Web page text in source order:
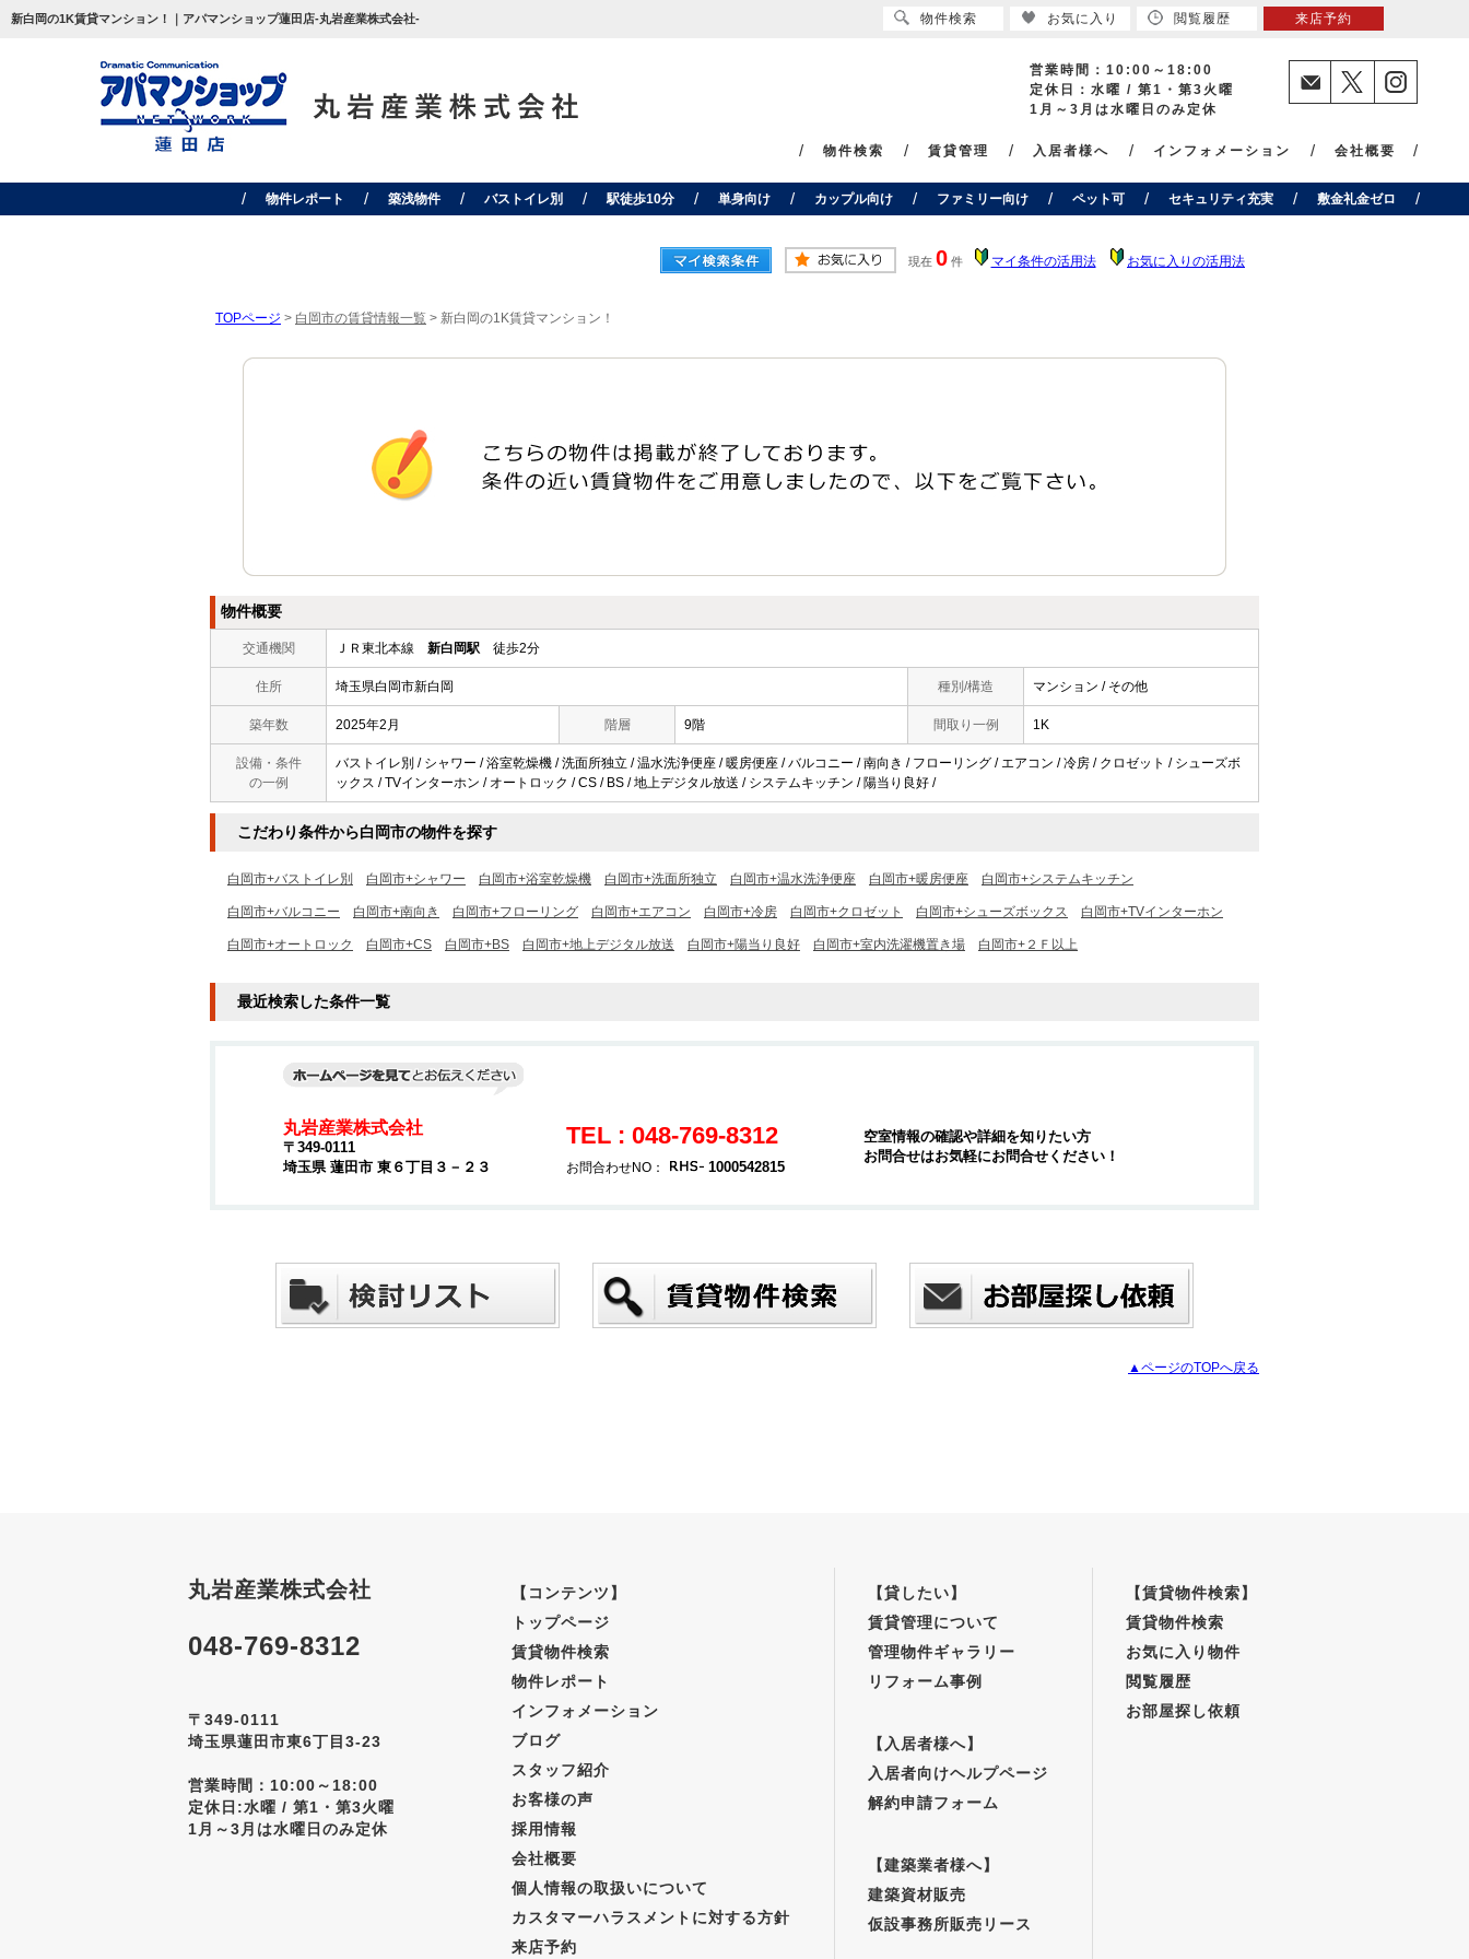
新白岡の1K賃貸マンション！｜アパマンショップ蓮田店-丸岩産業株式会社-
営業時間：10:00～18:00
定休日：水曜 / 第1・第3火曜
1月～3月は水曜日のみ定休
物件検索 賃貸管理 入居者様へ インフォメーション 会社概要
物件レポート 築浅物件 バストイレ別 駅徒歩10分 単身向け カップル向け ファミリー向け ペット可 セキュリティ充実 敷金礼金ゼロ
現在 0 件 マイ条件の活用法 お気に入りの活用法
TOPページ > 白岡市の賃貸情報一覧 > 新白岡の1K賃貸マンション！
物件概要
交通機関 ＪＲ東北本線 新白岡駅 徒歩2分
住所 埼玉県白岡市新白岡 種別/構造 マンション / その他
築年数 2025年2月 階層 9階 間取り一例 1K
設備・条件
の一例
バストイレ別 / シャワー / 浴室乾燥機 / 洗面所独立 / 温水洗浄便座 / 暖房便座 / バルコニー / 南向き / フローリング / エアコン / 冷房 / クロゼット / シューズボ
ックス / TVインターホン / オートロック / CS / BS / 地上デジタル放送 / システムキッチン / 陽当り良好 /
こだわり条件から白岡市の物件を探す
白岡市+バストイレ別 白岡市+シャワー 白岡市+浴室乾燥機 白岡市+洗面所独立 白岡市+温水洗浄便座 白岡市+暖房便座 白岡市+システムキッチン
白岡市+バルコニー 白岡市+南向き 白岡市+フローリング 白岡市+エアコン 白岡市+冷房 白岡市+クロゼット 白岡市+シューズボックス 白岡市+TVインターホン
白岡市+オートロック 白岡市+CS 白岡市+BS 白岡市+地上デジタル放送 白岡市+陽当り良好 白岡市+室内洗濯機置き場 白岡市+２Ｆ以上
最近検索した条件一覧
丸岩産業株式会社
〒349-0111
埼玉県 蓮田市 東６丁目３－２３
TEL : 048-769-8312
お問合わせNO： 1000542815
空室情報の確認や詳細を知りたい方
お問合せはお気軽にお問合せください！
▲ページのTOPへ戻る
丸岩産業株式会社
048-769-8312
〒349-0111
埼玉県蓮田市東6丁目3-23
営業時間：10:00～18:00
定休日:水曜 / 第1・第3火曜
1月～3月は水曜日のみ定休
【コンテンツ】
トップページ
賃貸物件検索
物件レポート
インフォメーション
ブログ
スタッフ紹介
お客様の声
採用情報
会社概要
個人情報の取扱いについて
カスタマーハラスメントに対する方針
来店予約
【貸したい】
賃貸管理について
管理物件ギャラリー
リフォーム事例
【入居者様へ】
入居者向けヘルプページ
解約申請フォーム
【建築業者様へ】
建築資材販売
仮設事務所販売リース
【賃貸物件検索】
賃貸物件検索
お気に入り物件
閲覧履歴
お部屋探し依頼
物件検索 お気に入り 閲覧履歴 来店予約